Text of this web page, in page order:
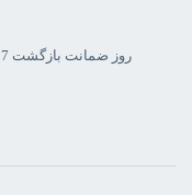
7 روز ضمانت بازگشت